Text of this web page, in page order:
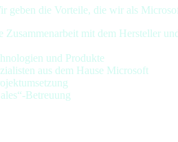
die Vorteile, die wir als
Zusammenarbeit mit dem Hersteller
und Produkte
aus dem Hause Microsoft
Betreuung